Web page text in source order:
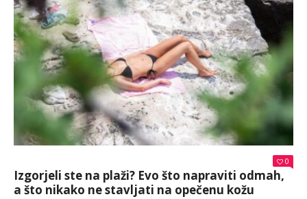
0
Izgorjeli ste na plaži? Evo što napraviti odmah,
a što nikako ne stavljati na opečenu kožu